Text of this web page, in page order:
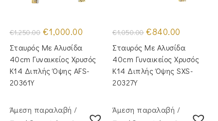
€1,250.00 Original
price
was:
€1,250.00.
€1,000.00
€1,000.00.
Σταυρός Με Αλυσίδα
40cm Γυναικείος Χρυσός
Κ14 Διπλής Όψης AFS-
20361Y
€1,050.00 Original
price
was:
€1,050.00.
€840.00
τιμή
είναι:
€840.00.
Σταυρός Με Αλυσίδα
40cm Γυναικείος Χρυσός
Κ14 Διπλής Όψης SXS-
20327Y
Άμεση παραλαβή /
Άμεση παραλαβή /